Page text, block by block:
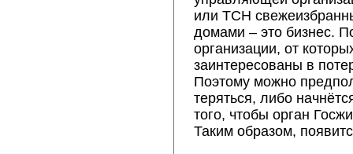
или ТСН
домами – это бизнес.
организации, от
заинтересованы в
Поэтому можно
теряться, либо
того, чтобы орган
Таким образом,